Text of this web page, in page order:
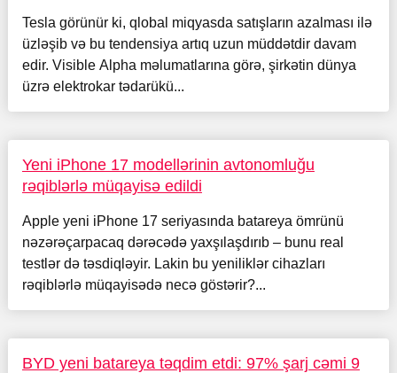
Tesla görünür ki, qlobal miqyasda satışların azalması ilə
üzləşib və bu tendensiya artıq uzun müddətdir davam
edir. Visible Alpha məlumatlarına görə, şirkətin dünya
üzrə elektrokar tədarükü...
Yeni iPhone 17 modellərinin avtonomluğu
rəqiblərlə müqayisə edildi
Apple yeni iPhone 17 seriyasında batareya ömrünü
nəzərəçarpacaq dərəcədə yaxşılaşdırıb – bunu real
testlər də təsdiqləyir. Lakin bu yeniliklər cihazları
rəqiblərlə müqayisədə necə göstərir?...
BYD yeni batareya təqdim etdi: 97% şarj cəmi 9